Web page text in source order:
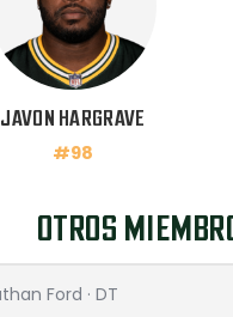
JAVON HARGRAVE
#98
OTROS